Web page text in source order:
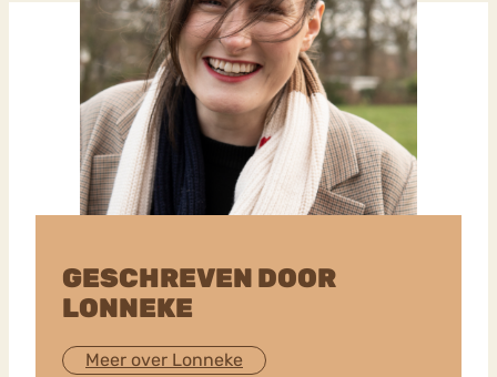
GESCHREVEN DOOR
LONNEKE
Meer over Lonneke